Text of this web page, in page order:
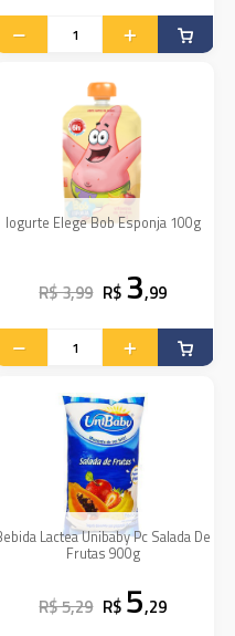
Iogurte Elege Bob Esponja 100g
R$ 3,99 R$ 3,99
Lactea Unibaby Pc Salada De
Frutas 900g
R$ 5,29 R$ 5,29